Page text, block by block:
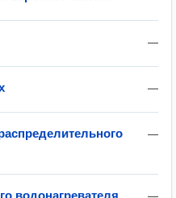
—
—
—
водонагревателя